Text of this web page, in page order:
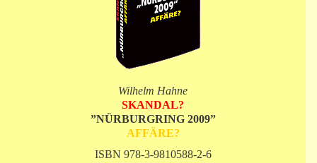
Wilhelm Hahne
SKANDAL?
”NÜRBURGRING 2009”
AFFÄRE?
ISBN 978-3-9810588-2-6